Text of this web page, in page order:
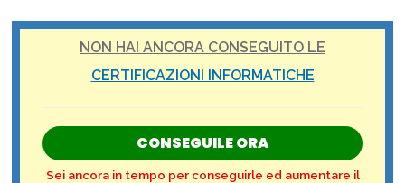
NON HAI ANCORA CONSEGUITO LE
CERTIFICAZIONI INFORMATICHE
CONSEGUILE ORA
Sei ancora in tempo per conseguirle ed aumentare il